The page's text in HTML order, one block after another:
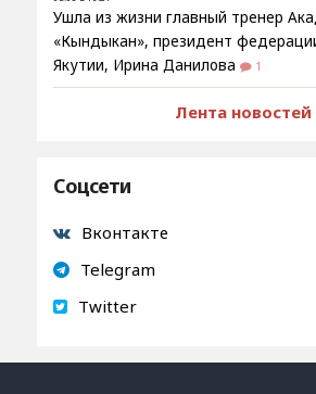
Ушла из жизни главный тренер
«Кындыкан», президент
Якутии, Ирина Данилова
1
Лента новостей
Соцсети
Вконтакте
Telegram
Twitter